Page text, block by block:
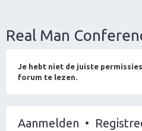
Real Man
Je hebt niet de juiste
forum te lezen.
Aanmelden •